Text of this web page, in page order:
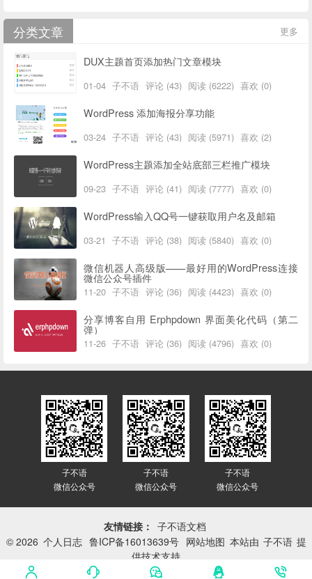
更多
分类文章
DUX主题首页添加热门文章模块
01-04 子不语 评论 (43) 阅读 (6222) 喜欢 (0)
WordPress 添加海报分享功能
03-24 子不语 评论 (43) 阅读 (5971) 喜欢 (2)
WordPress主题添加全站底部三栏推广模块
09-23 子不语 评论 (41) 阅读 (7777) 喜欢 (0)
WordPress输入QQ号一键获取用户名及邮箱
03-21 子不语 评论 (38) 阅读 (5840) 喜欢 (0)
微信机器人高级版——最好用的WordPress连接
微信公众号插件
11-20 子不语 评论 (36) 阅读 (4423) 喜欢 (0)
分享博客自用 Erphpdown 界面美化代码（第二
弹）
11-26 子不语 评论 (36) 阅读 (4796) 喜欢 (0)
子不语
微信公众号
子不语
微信公众号
子不语
微信公众号
友情链接： 子不语文档
© 2026 个人日志 鲁ICP备16013639号 网站地图 本站由 子不语 提
供技术支持
网站已平稳运行：
3417天 10小时 41分 33秒